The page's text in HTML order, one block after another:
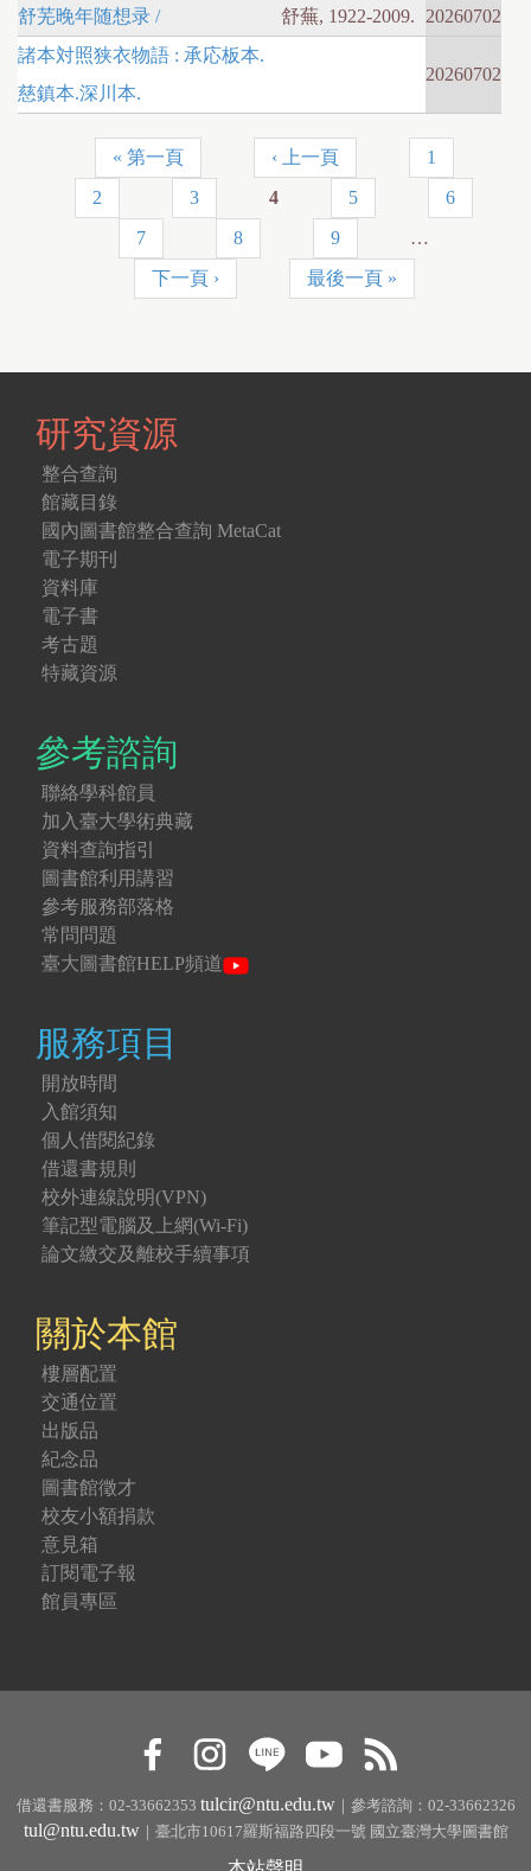
舒芜晚年随想录 / 舒蕪, 1922-2009.
20260702
諸本対照狭衣物語 : 承応板本.
慈鎮本.深川本.
20260702
« 第一頁 ‹ 上一頁
1
2
3 4 5
6
7
8 9
…
下一頁 ›
最後一頁 »
研究資源
整合查詢
館藏目錄
國內圖書館整合查詢 MetaCat
電子期刊
資料庫
電子書
考古題
特藏資源
參考諮詢
聯絡學科館員
加入臺大學術典藏
資料查詢指引
圖書館利用講習
參考服務部落格
常問問題
臺大圖書館HELP頻道
服務項目
開放時間
入館須知
個人借閱紀錄
借還書規則
校外連線說明(VPN)
筆記型電腦及上網(Wi-Fi)
論文繳交及離校手續事項
關於本館
樓層配置
交通位置
出版品
紀念品
圖書館徵才
校友小額捐款
意見箱
訂閱電子報
館員專區
借還書服務：02-33662353 tulcir@ntu.edu.tw｜參考諮詢：02-33662326
tul@ntu.edu.tw｜臺北市10617羅斯福路四段一號 國立臺灣大學圖書館